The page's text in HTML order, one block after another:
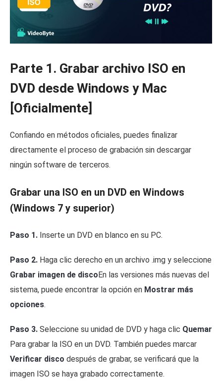
Parte 1. Grabar archivo ISO en
DVD desde Windows y Mac
[Oficialmente]
Confiando en métodos oficiales, puedes finalizar
directamente el proceso de grabación sin descargar
ningún software de terceros.
Grabar una ISO en un DVD en Windows
(Windows 7 y superior)
Paso 1. Inserte un DVD en blanco en su PC.
Paso 2. Haga clic derecho en un archivo .img y seleccione
Grabar imagen de discoEn las versiones más nuevas del
sistema, puede encontrar la opción en Mostrar más
opciones.
Paso 3. Seleccione su unidad de DVD y haga clic Quemar
Para grabar la ISO en un DVD. También puedes marcar
Verificar disco después de grabar, se verificará que la
imagen ISO se haya grabado correctamente.